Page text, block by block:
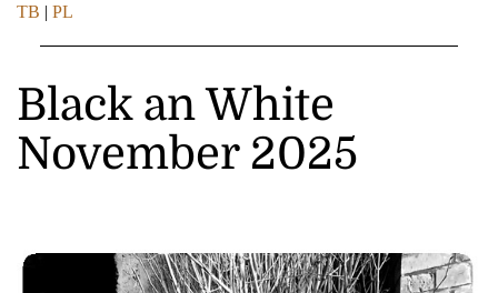
TB | PL
Black an White
November 2025